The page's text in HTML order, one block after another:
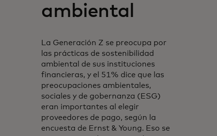
ambiental
La Generación Z se preocupa por
las prácticas de sostenibilidad
ambiental de sus instituciones
financieras, y el 51% dice que las
preocupaciones ambientales,
sociales y de gobernanza (ESG)
eran importantes al elegir
proveedores de pago, según la
encuesta de Ernst & Young. Eso se